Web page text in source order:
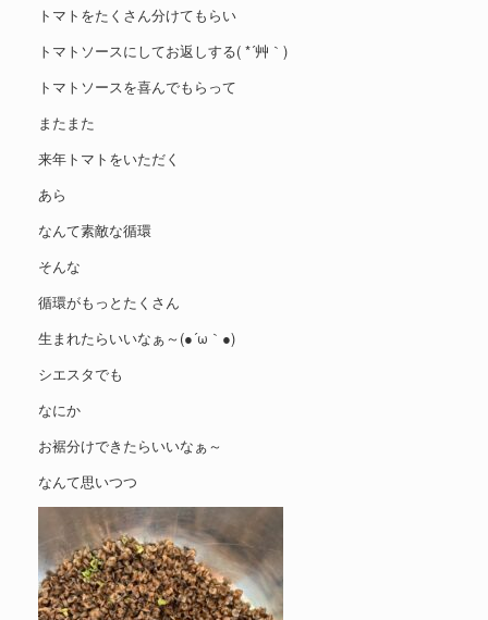
トマトをたくさん分けてもらい
トマトソースにしてお返しする( *´艸｀)
トマトソースを喜んでもらって
またまた
来年トマトをいただく
あら
なんて素敵な循環
そんな
循環がもっとたくさん
生まれたらいいなぁ～(●´ω｀●)
シエスタでも
なにか
お裾分けできたらいいなぁ～
なんて思いつつ